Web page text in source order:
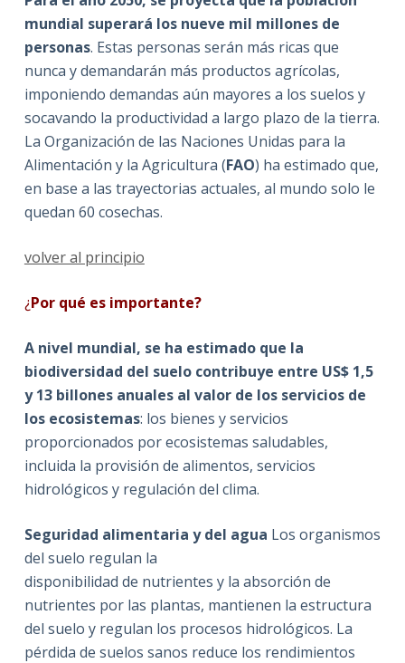
mundial superará los nueve mil millones de
personas. Estas personas serán más ricas que
nunca y demandarán más productos agrícolas,
imponiendo demandas aún mayores a los suelos y
socavando la productividad a largo plazo de la tierra.
La Organización de las Naciones Unidas para la
Alimentación y la Agricultura (FAO) ha estimado que,
en base a las trayectorias actuales, al mundo solo le
quedan 60 cosechas.
volver al principio
¿Por qué es importante?
A nivel mundial, se ha estimado que la
biodiversidad del suelo contribuye entre US$ 1,5
y 13 billones anuales al valor de los servicios de
los ecosistemas: los bienes y servicios
proporcionados por ecosistemas saludables,
incluida la provisión de alimentos, servicios
hidrológicos y regulación del clima.
Seguridad alimentaria y del agua Los organismos
del suelo regulan la
disponibilidad de nutrientes y la absorción de
nutrientes por las plantas, mantienen la estructura
del suelo y regulan los procesos hidrológicos. La
pérdida de suelos sanos reduce los rendimientos